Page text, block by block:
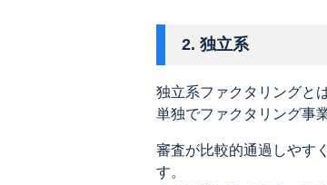
2. 独立系
独立系ファクタリングと
単独でファクタリング事
審査が比較的通過しやす
す。